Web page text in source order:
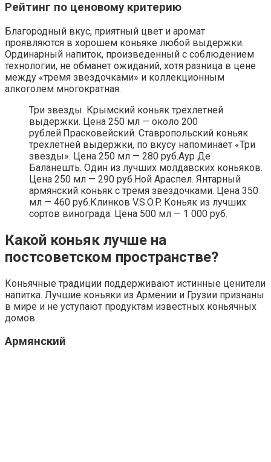
Рейтинг по ценовому критерию
Благородный вкус, приятный цвет и аромат
проявляются в хорошем коньяке любой выдержки.
Ординарный напиток, произведенный с соблюдением
технологии, не обманет ожиданий, хотя разница в цене
между «тремя звездочками» и коллекционным
алкоголем многократная.
Три звезды. Крымский коньяк трехлетней
выдержки. Цена 250 мл — около 200
рублей.Прасковейский. Ставропольский коньяк
трехлетней выдержки, по вкусу напоминает «Три
звезды». Цена 250 мл — 280 руб.Аур Де
Баланешть. Один из лучших молдавских коньяков.
Цена 250 мл — 290 руб.Ной Араспел. Янтарный
армянский коньяк с тремя звездочками. Цена 350
мл — 460 руб.Клинков V.S.O.P. Коньяк из лучших
сортов винограда. Цена 500 мл — 1 000 руб.
Какой коньяк лучше на
постсоветском пространстве?
Коньячные традиции поддерживают истинные ценители
напитка. Лучшие коньяки из Армении и Грузии признаны
в мире и не уступают продуктам известных коньячных
домов.
Армянский